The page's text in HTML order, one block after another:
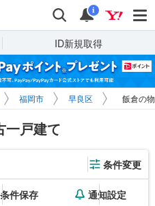
検索 通知
i
ID新規取得
福岡市 早良区 飯倉の
一戸建て
条件変更
件保存 通知設定